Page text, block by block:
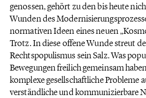
genossen, gehört zu den bis heute
Wunden des
normativen Ideen eines neuen
Trotz. In diese offene Wunde streut
Rechtspopulismus sein Salz. Was
Bewegungen freilich gemeinsam
komplexe gesellschaftliche Probleme
verständliche und kommunizierbare